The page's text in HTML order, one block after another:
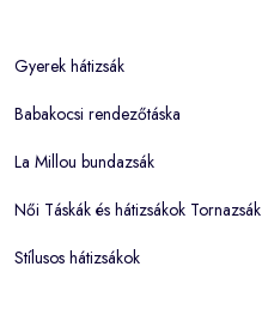
Gyerek hátizsák
Babakocsi rendezőtáska
La Millou bundazsák
Női Táskák és hátizsákok Tornazsák
Stílusos hátizsákok